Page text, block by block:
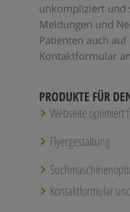
unkompliziert und
Meldungen und
Patienten auch
Kontaktformular
PRODUKTE FÜR
Webseite optimiert
Flyergestaltung
Kontaktformular